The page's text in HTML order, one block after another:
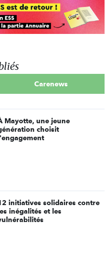
Carenews
Mayotte, une jeune
choisit
l'engagement
initiatives solidaires contre
les inégalités et les